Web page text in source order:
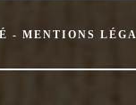
- MENTIONS